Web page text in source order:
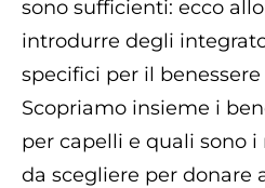
sono sufficienti: ecco
introdurre degli
specifici per il
Scopriamo insieme i
per capelli e quali sono
da scegliere per donare